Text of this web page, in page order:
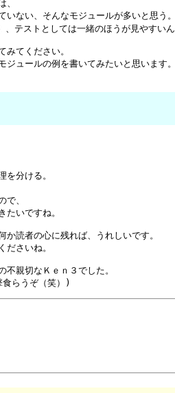
、
いない、そんなモジュールが多いと思う
テストとしては一緒のほうが見やすい
みてください。
ジュールの例を書いてみたいと思います
を分ける。
で、
いですね。
か読者の心に残れば、うれしいです。
ださいね。
不親切なＫｅｎ３でした。